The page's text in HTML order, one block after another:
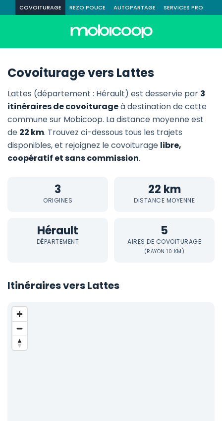
COVOITURAGE REZO POUCE AUTOPARTAGE SERVICES PRO
Covoiturage vers Lattes
Lattes (département : Hérault) est desservie par 3
itinéraires de covoiturageà destination de cette
commune sur Mobicoop. La distance moyenne est
de 22 km. Trouvez ci-dessous tous les trajets
disponibles, et rejoignez le covoiturage libre,
coopératif et sans commission.
3
ORIGINES
22 km
DISTANCE MOYENNE
Hérault
DÉPARTEMENT
5
AIRES DE COVOITURAGE
(RAYON 10 KM)
Itinéraires vers Lattes